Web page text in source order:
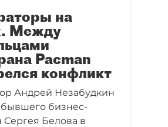
на
Между
Pacman
конфликт
Андрей Незабудкин
бизнес-
Сергея Белова в